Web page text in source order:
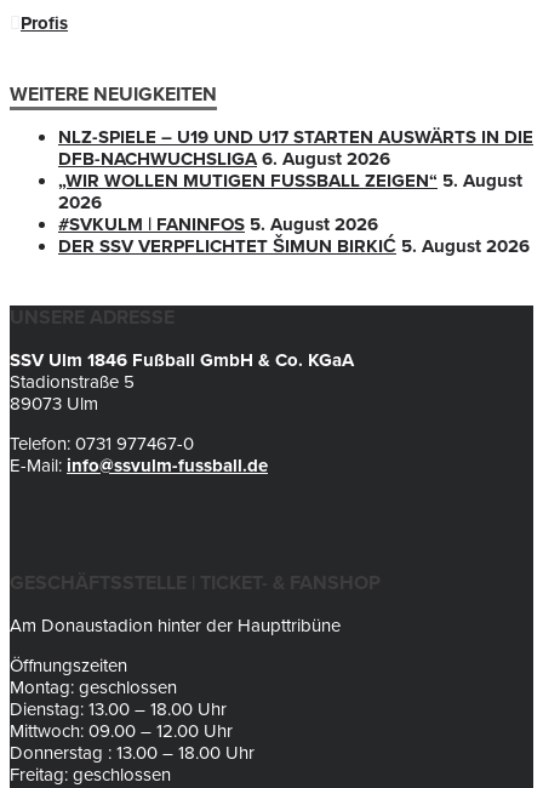
Profis
WEITERE NEUIGKEITEN
NLZ-SPIELE – U19 UND U17 STARTEN AUSWÄRTS IN DIE
DFB-NACHWUCHSLIGA 6. August 2026
„WIR WOLLEN MUTIGEN FUSSBALL ZEIGEN“
5. August
2026
#SVKULM | FANINFOS 5. August 2026
DER SSV VERPFLICHTET ŠIMUN BIRKIĆ 5. August 2026
UNSERE ADRESSE
SSV Ulm 1846 Fußball GmbH & Co. KGaA
Stadionstraße 5
89073 Ulm
Telefon: 0731 977467-0
E-Mail: info@ssvulm-fussball.de
GESCHÄFTSSTELLE | TICKET- & FANSHOP
Am Donaustadion hinter der Haupttribüne
Öffnungszeiten
Montag: geschlossen
Dienstag: 13.00 – 18.00 Uhr
Mittwoch: 09.00 – 12.00 Uhr
Donnerstag : 13.00 – 18.00 Uhr
Freitag: geschlossen